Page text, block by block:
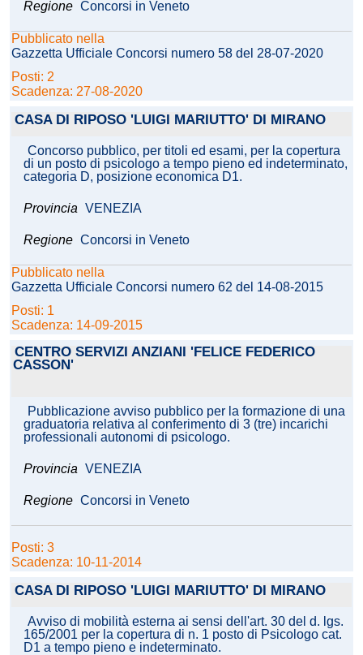
Regione Concorsi in Veneto
Pubblicato nella
Gazzetta Ufficiale Concorsi numero 58 del 28-07-2020
Posti: 2
Scadenza: 27-08-2020
CASA DI RIPOSO 'LUIGI MARIUTTO' DI MIRANO
Concorso pubblico, per titoli ed esami, per la copertura
di un posto di psicologo a tempo pieno ed indeterminato,
categoria D, posizione economica D1.
Provincia VENEZIA
Regione Concorsi in Veneto
Pubblicato nella
Gazzetta Ufficiale Concorsi numero 62 del 14-08-2015
Posti: 1
Scadenza: 14-09-2015
CENTRO SERVIZI ANZIANI 'FELICE FEDERICO
CASSON'
Pubblicazione avviso pubblico per la formazione di una
graduatoria relativa al conferimento di 3 (tre) incarichi
professionali autonomi di psicologo.
Provincia VENEZIA
Regione Concorsi in Veneto
Posti: 3
Scadenza: 10-11-2014
CASA DI RIPOSO 'LUIGI MARIUTTO' DI MIRANO
Avviso di mobilità esterna ai sensi dell'art. 30 del d. lgs.
165/2001 per la copertura di n. 1 posto di Psicologo cat.
D1 a tempo pieno e indeterminato.